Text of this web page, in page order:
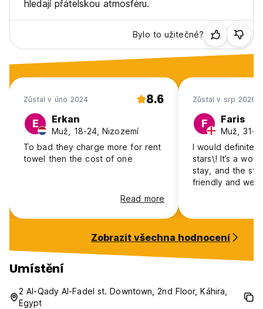
hledají přátelskou atmosféru.
Bylo to užitečné?
Zůstal v úno 2024 8.6
E Erkan
Muž, 18-24, Nizozemí
To bad they charge more for rent
towel then the cost of one
Read more
Zůstal v srp 2026
F Faris
Muž, 31-
I would
stars\! It’s a
stay, and the
friendly and
outstanding
finish, and I
Zobrazit všechna hodnocení
Umístění
2 Al-Qady Al-Fadel st. Downtown, 2nd Floor, Káhira,
Egypt